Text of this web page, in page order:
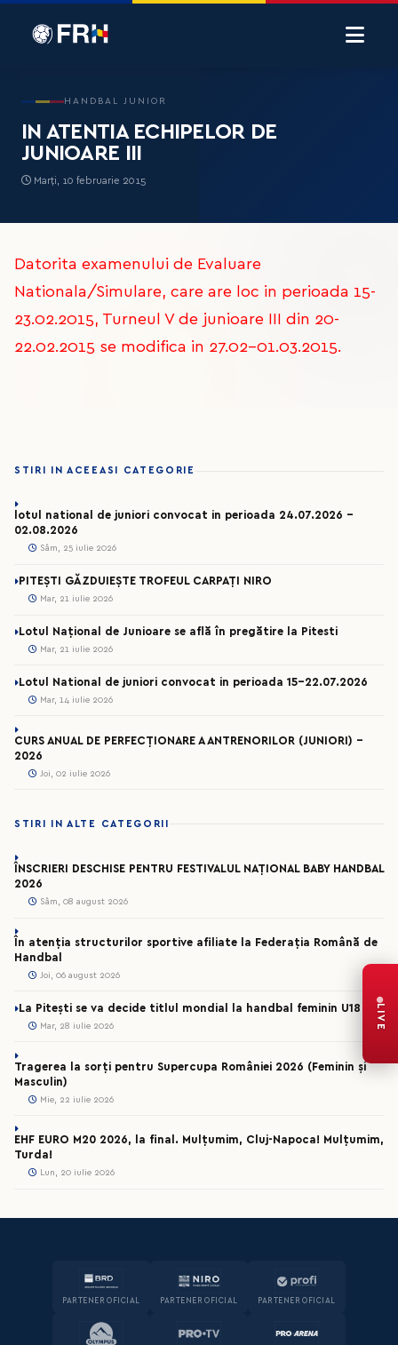
HANDBAL JUNIOR
IN ATENTIA ECHIPELOR DE
JUNIOARE III
Marți, 10 februarie 2015
Datorita examenului de Evaluare
Nationala/Simulare, care are loc in perioada 15-
23.02.2015, Turneul V de junioare III din 20-
22.02.2015 se modifica in 27.02-01.03.2015.
STIRI IN ACEEASI CATEGORIE
lotul national de juniori convocat in perioada 24.07.2026 –
02.08.2026
Sâm, 25 iulie 2026
PITEȘTI GĂZDUIEȘTE TROFEUL CARPAȚI NIRO
Mar, 21 iulie 2026
Lotul Național de Junioare se află în pregătire la Pitesti
Mar, 21 iulie 2026
Lotul National de juniori convocat in perioada 15-22.07.2026
Mar, 14 iulie 2026
CURS ANUAL DE PERFECȚIONARE A ANTRENORILOR (JUNIORI) -
2026
Joi, 02 iulie 2026
STIRI IN ALTE CATEGORII
ÎNSCRIERI DESCHISE PENTRU FESTIVALUL NAȚIONAL BABY HANDBAL
2026
Sâm, 08 august 2026
În atenția structurilor sportive afiliate la Federația Română de
Handbal
Joi, 06 august 2026
La Pitești se va decide titlul mondial la handbal feminin U18
Mar, 28 iulie 2026
Tragerea la sorți pentru Supercupa României 2026 (Feminin și
Masculin)
Mie, 22 iulie 2026
EHF EURO M20 2026, la final. Mulțumim, Cluj-Napoca! Mulțumim,
Turda!
Lun, 20 iulie 2026
PARTENER OFICIAL PARTENER OFICIAL PARTENER OFICIAL
LIVE